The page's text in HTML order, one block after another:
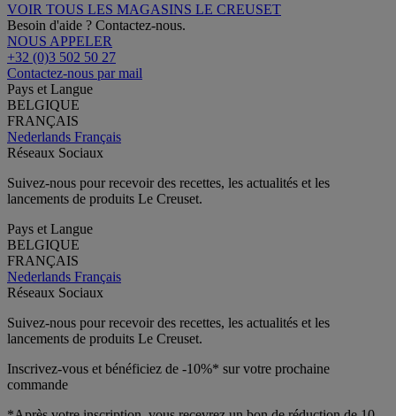
VOIR TOUS LES MAGASINS LE CREUSET
Besoin d'aide ? Contactez-nous.
NOUS APPELER
+32 (0)3 502 50 27
Contactez-nous par mail
Pays et Langue
BELGIQUE
FRANÇAIS
Nederlands Français
Réseaux Sociaux
Suivez-nous pour recevoir des recettes, les actualités et les
lancements de produits Le Creuset.
Pays et Langue
BELGIQUE
FRANÇAIS
Nederlands Français
Réseaux Sociaux
Suivez-nous pour recevoir des recettes, les actualités et les
lancements de produits Le Creuset.
Inscrivez-vous et bénéficiez de -10%* sur votre prochaine
commande